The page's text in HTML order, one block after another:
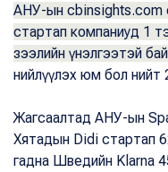
АНУ-ын cbinsights.com
стартап компаниуд 1
зээлийн үнэлгээтэй
нийлүүлэх юм бол
Жагсаалтад АНУ-ын
Хятадын Didi стартап
гадна Шведийн Klarna